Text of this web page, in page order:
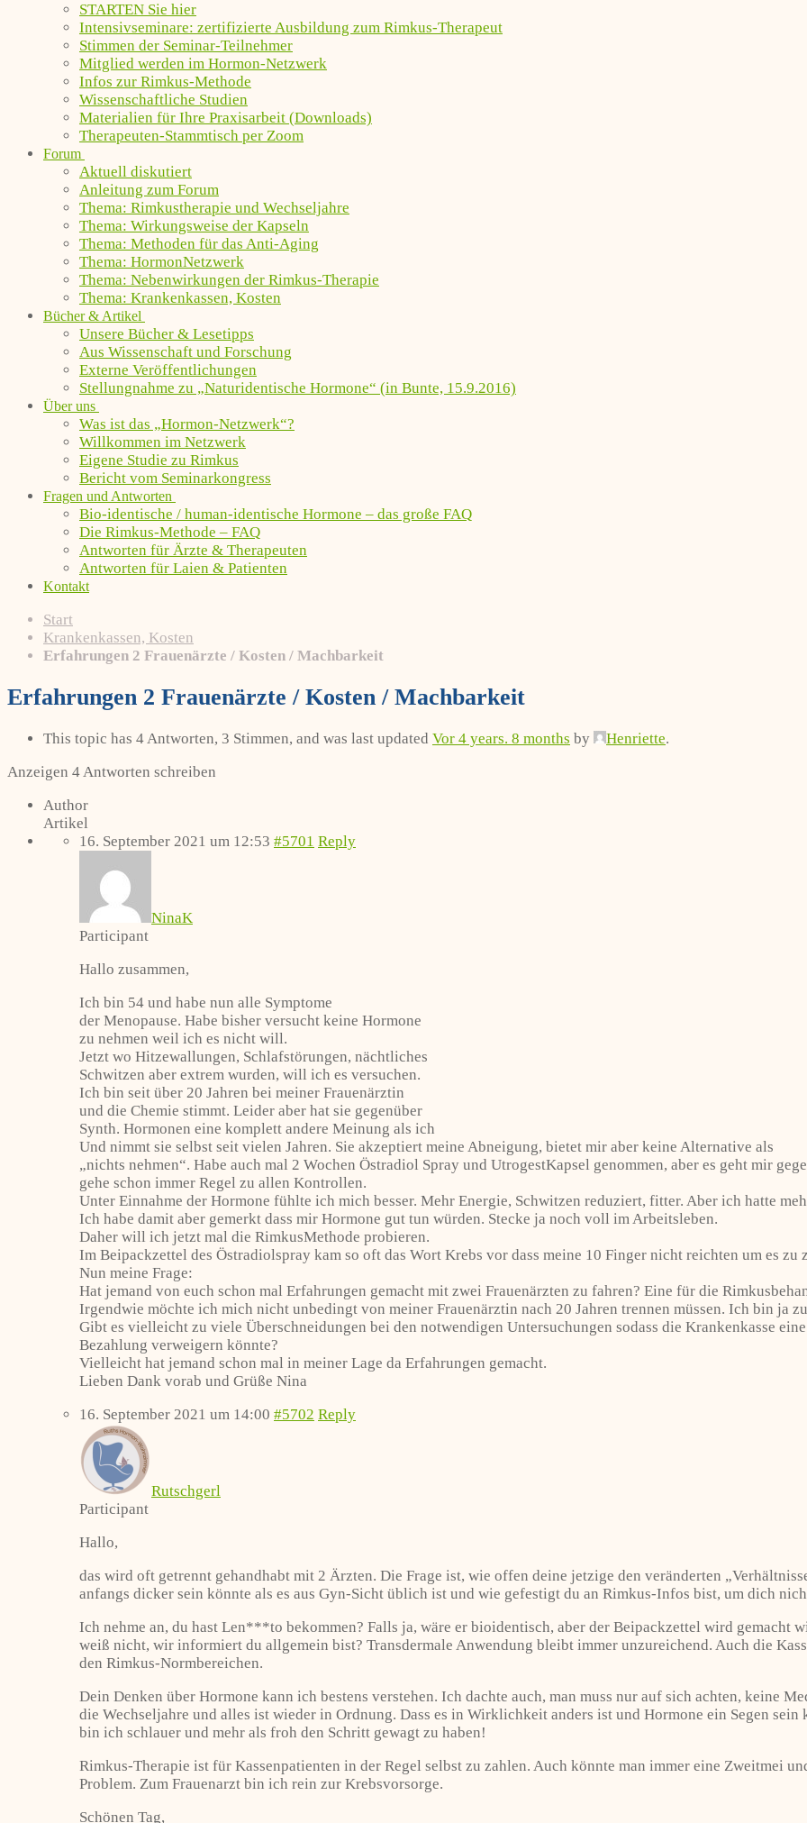
STARTEN Sie hier
Intensivseminare: zertifizierte Ausbildung zum Rimkus-Therapeut
Stimmen der Seminar-Teilnehmer
Mitglied werden im Hormon-Netzwerk
Infos zur Rimkus-Methode
Wissenschaftliche Studien
Materialien für Ihre Praxisarbeit (Downloads)
Therapeuten-Stammtisch per Zoom
Forum
Aktuell diskutiert
Anleitung zum Forum
Thema: Rimkustherapie und Wechseljahre
Thema: Wirkungsweise der Kapseln
Thema: Methoden für das Anti-Aging
Thema: HormonNetzwerk
Thema: Nebenwirkungen der Rimkus-Therapie
Thema: Krankenkassen, Kosten
Bücher & Artikel
Unsere Bücher & Lesetipps
Aus Wissenschaft und Forschung
Externe Veröffentlichungen
Stellungnahme zu „Naturidentische Hormone“ (in Bunte, 15.9.2016)
Über uns
Was ist das „Hormon-Netzwerk“?
Willkommen im Netzwerk
Eigene Studie zu Rimkus
Bericht vom Seminarkongress
Fragen und Antworten
Bio-identische / human-identische Hormone – das große FAQ
Die Rimkus-Methode – FAQ
Antworten für Ärzte & Therapeuten
Antworten für Laien & Patienten
Kontakt
Start
Krankenkassen, Kosten
Erfahrungen 2 Frauenärzte / Kosten / Machbarkeit
Erfahrungen 2 Frauenärzte / Kosten / Machbarkeit
This topic has 4 Antworten, 3 Stimmen, and was last updated Vor 4 years. 8 months by Henriette.
Anzeigen 4 Antworten schreiben
Author
Artikel
16. September 2021 um 12:53 #5701 Reply
NinaK
Participant
Hallo zusammen,
Ich bin 54 und habe nun alle Symptome
der Menopause. Habe bisher versucht keine Hormone
zu nehmen weil ich es nicht will.
Jetzt wo Hitzewallungen, Schlafstörungen, nächtliches
Schwitzen aber extrem wurden, will ich es versuchen.
Ich bin seit über 20 Jahren bei meiner Frauenärztin
und die Chemie stimmt. Leider aber hat sie gegenüber
Synth. Hormonen eine komplett andere Meinung als ich
Und nimmt sie selbst seit vielen Jahren. Sie akzeptiert meine Abneigung, bietet mir aber keine Alternative als
„nichts nehmen“. Habe auch mal 2 Wochen Östradiol Spray und UtrogestKapsel genommen, aber es geht mir
gehe schon immer Regel zu allen Kontrollen.
Unter Einnahme der Hormone fühlte ich mich besser. Mehr Energie, Schwitzen reduziert, fitter. Aber ich hatte
Ich habe damit aber gemerkt dass mir Hormone gut tun würden. Stecke ja noch voll im Arbeitsleben.
Daher will ich jetzt mal die RimkusMethode probieren.
Im Beipackzettel des Östradiolspray kam so oft das Wort Krebs vor dass meine 10 Finger nicht reichten um es
Nun meine Frage:
Hat jemand von euch schon mal Erfahrungen gemacht mit zwei Frauenärzten zu fahren? Eine für die
Irgendwie möchte ich mich nicht unbedingt von meiner Frauenärztin nach 20 Jahren trennen müssen. Ich bin ja
Gibt es vielleicht zu viele Überschneidungen bei den notwendigen Untersuchungen sodass die Krankenkasse
Bezahlung verweigern könnte?
Vielleicht hat jemand schon mal in meiner Lage da Erfahrungen gemacht.
Lieben Dank vorab und Grüße Nina
16. September 2021 um 14:00 #5702 Reply
Rutschgerl
Participant
Hallo,
das wird oft getrennt gehandhabt mit 2 Ärzten. Die Frage ist, wie offen deine jetzige den veränderten
anfangs dicker sein könnte als es aus Gyn-Sicht üblich ist und wie gefestigt du an Rimkus-Infos bist, um dich
Ich nehme an, du hast Len***to bekommen? Falls ja, wäre er bioidentisch, aber der Beipackzettel wird gemacht
weiß nicht, wir informiert du allgemein bist? Transdermale Anwendung bleibt immer unzureichend. Auch die
den Rimkus-Normbereichen.
Dein Denken über Hormone kann ich bestens verstehen. Ich dachte auch, man muss nur auf sich achten, keine
die Wechseljahre und alles ist wieder in Ordnung. Dass es in Wirklichkeit anders ist und Hormone ein Segen
bin ich schlauer und mehr als froh den Schritt gewagt zu haben!
Rimkus-Therapie ist für Kassenpatienten in der Regel selbst zu zahlen. Auch könnte man immer eine Zweitmei
Problem. Zum Frauenarzt bin ich rein zur Krebsvorsorge.
Schönen Tag,